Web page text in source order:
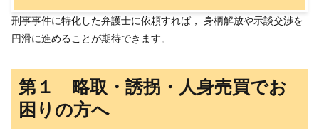
刑事事件に特化した弁護士に依頼すれば， 身柄解放や示談交渉を
円滑に進めることが期待できます。
第１ 略取・誘拐・人身売買でお
困りの方へ